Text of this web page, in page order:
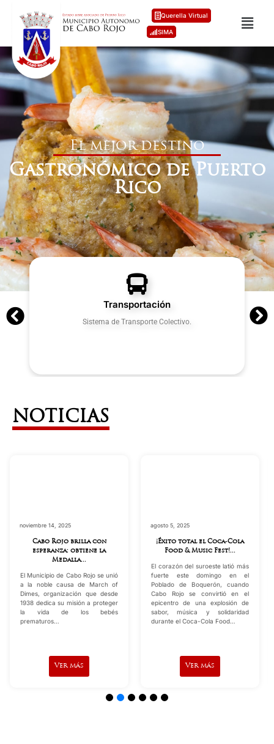
Querella Virtual
SIMA
El mejor destino
Gastronómico de Puerto
Rico
Transportación
Sistema de Transporte Colectivo.
NOTICIAS
agosto 5, 2025
¡Éxito total el Coca-Cola
Food & Music Fest!...
fuerte este domingo en el
Poblado de Boquerón, cuando
Cabo Rojo se convirtió en el
epicentro de una explosión de
sabor, música y solidaridad
durante el Coca-Cola Food…
Ver más
julio 18, 2025
Programa de Alimentos
para Cuidado de Niños y
CCD Castillo Infantil/ Municipio
Autónomo de Cabo Rojo, anuncia
su patrocinio al Programa de
Alimentos para el Cuidado de
Niños y Adultos del
Departamento de Agricultura de
Ver más